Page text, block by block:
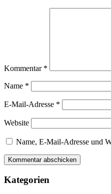
Kommentar *
Name *
E-Mail-Adresse *
Website
Name, E-Mail-Adresse und
Kategorien